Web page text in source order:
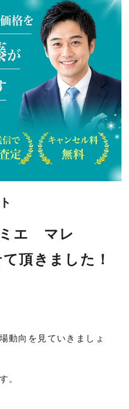
エ マレ
頂きました！
動向を見ていきましょ
。